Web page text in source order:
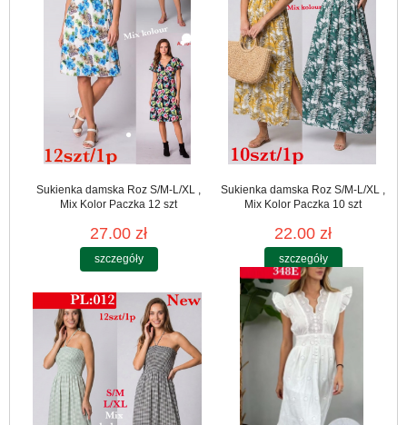
Sukienka damska Roz S/M-L/XL ,
Mix Kolor Paczka 12 szt
27.00 zł
szczegóły
Sukienka damska Roz S/M-L/XL ,
Mix Kolor Paczka 10 szt
22.00 zł
szczegóły